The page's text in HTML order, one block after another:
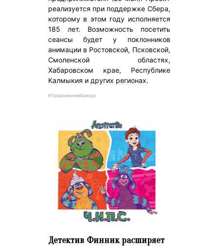
реализуется при поддержке Сбера,
которому в этом году исполняется
185 лет. Возможность посетить
сеансы будет у поклонников
анимации в Ростовской, Псковской,
Смоленской областях,
Хабаровском крае, Республике
Калмыкия и других регионах.
#ПродвижениеБренда
Детектив Финник расширяет